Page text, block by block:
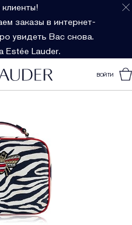
заказы в интернет-
увидеть Вас снова.
Estée Lauder.
ВОЙТИ